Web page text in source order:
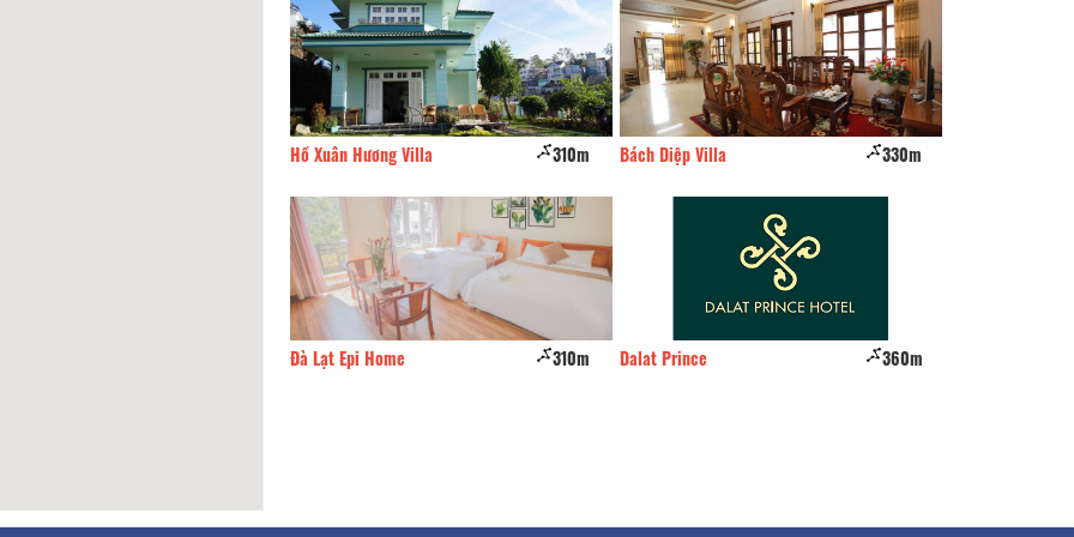
Hồ Xuân Hương Villa 310m
Đà Lạt Epi Home 310m
Bách Diệp Villa 330m
Dalat Prince 360m